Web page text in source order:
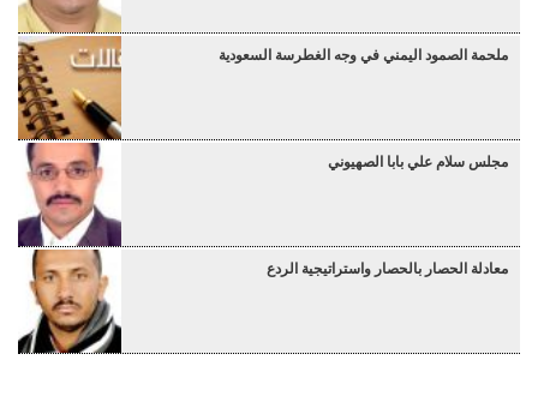
ملحمة الصمود اليمني في وجه الغطرسة السعودية
مجلس سلام علي بابا الصهيوني
معادلة الحصار بالحصار واستراتيجية الردع